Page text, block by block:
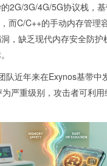
2G/3G/4G/5G协议栈，
而C/C++的手动内存管理
，缺乏现代内存安全防护
队近年来在Exynos基带中
严重级别，攻击者可利